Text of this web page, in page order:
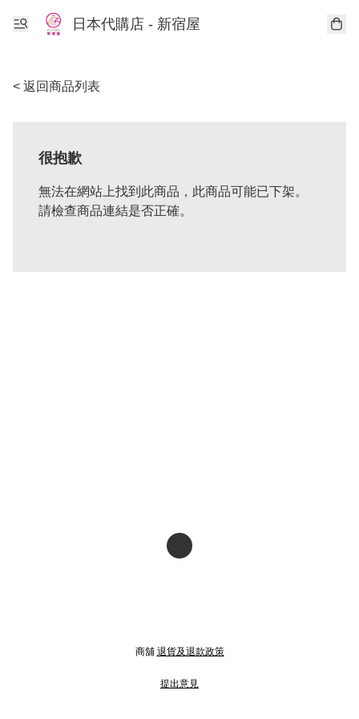
日本代購店 - 新宿屋
< 返回商品列表
很抱歉
無法在網站上找到此商品，此商品可能已下架。
請檢查商品連結是否正確。
商舖 退貨及退款政策
提出意見